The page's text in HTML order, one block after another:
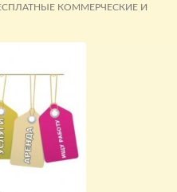
КОММЕРЧЕСКИЕ И